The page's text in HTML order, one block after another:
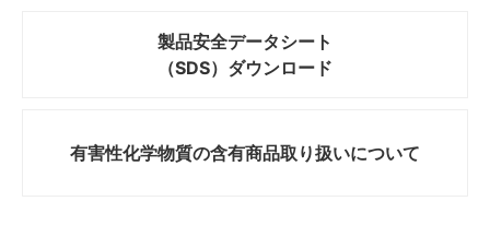
製品安全データシート
（SDS）ダウンロード
有害性化学物質の含有商品取り扱いについて